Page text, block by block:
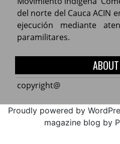
del norte del Cauca ACIN
ejecución mediante
paramilitares.
copyright@
Proudly powered by
magazine blog by